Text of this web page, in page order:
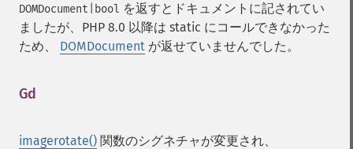
DOMDocument|bool を返すとドキュメントに記されてい
ましたが、PHP 8.0 以降は static にコールできなかった
ため、 DOMDocument が返せていませんでした。
Gd
imagerotate() 関数のシグネチャが変更され、